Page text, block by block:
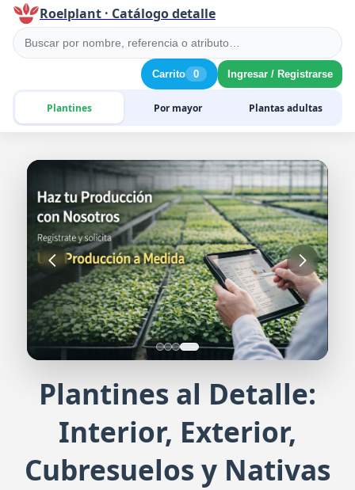
Roelplant · Catálogo detalle
Plantines Por mayor Plantas adultas
Carrito 0 Ingresar / Registrarse
Plantines de Veronica
Belleza y color en tu jardín
Plantines al Detalle:
Interior, Exterior,
Cubresuelos y Nativas